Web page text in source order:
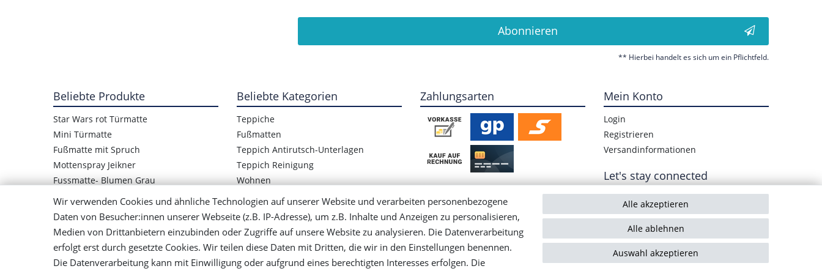
Abonnieren
** Hierbei handelt es sich um ein Pflichtfeld.
Beliebte Produkte
Star Wars rot Türmatte
Mini Türmatte
Fußmatte mit Spruch
Mottenspray Jeikner
Fussmatte- Blumen Grau
Star Wars Logo Türmatte
Kinder Fußmatte Frosch
Mensch ärger Dich nicht Teppich
Bunter Teppich Handgewebt
Beliebte Kategorien
Teppiche
Fußmatten
Teppich Antirutsch-Unterlagen
Teppich Reinigung
Wohnen
Zahlungsarten Mein Konto
Login
Registrieren
Versandinformationen
Let's stay connected
Wir verwenden Cookies und ähnliche Technologien auf unserer Website und verarbeiten personenbezogene
Daten von Besucher:innen unserer Webseite (z.B. IP-Adresse), um z.B. Inhalte und Anzeigen zu personalisieren,
Medien von Drittanbietern einzubinden oder Zugriffe auf unsere Website zu analysieren. Die Datenverarbeitung
erfolgt erst durch gesetzte Cookies. Wir teilen diese Daten mit Dritten, die wir in den Einstellungen benennen.
Die Datenverarbeitung kann mit Einwilligung oder aufgrund eines berechtigten Interesses erfolgen. Die
Alle akzeptieren
Alle ablehnen
Auswahl akzeptieren